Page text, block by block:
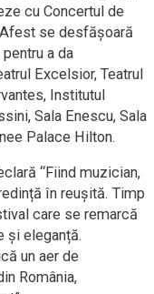
cu Concertul de
se desfășoară
a da
Excelsior, Teatrul
Institutul
Sala Enescu, Sala
Palace Hilton.
“Fiind muzician,
în reușită. Timp
care se remarcă
și eleganță.
un aer de
România,